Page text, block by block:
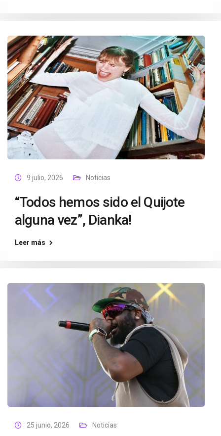
9 julio, 2026 Noticias
“Todos hemos sido el Quijote
alguna vez”, Dianka!
Leer más
25 junio, 2026 Noticias